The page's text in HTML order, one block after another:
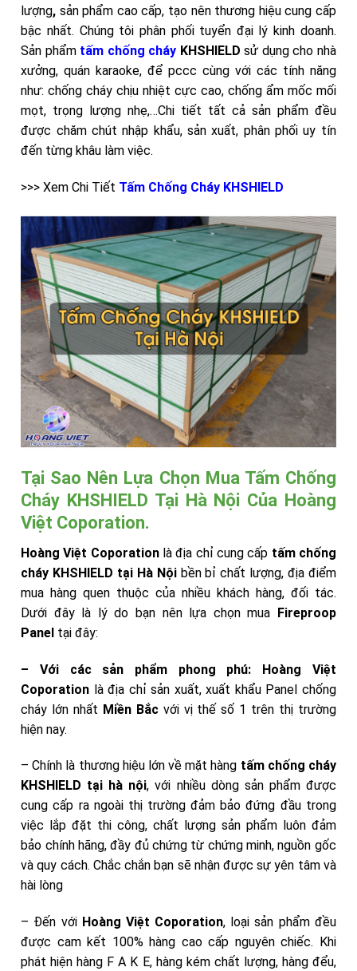
lượng, sản phẩm cao cấp, tạo nên thương hiệu cung cấp
bậc nhất. Chúng tôi phân phối tuyển đại lý kinh doanh.
Sản phẩm tấm chống cháy KHSHIELD sử dụng cho nhà
xưởng, quán karaoke, để pccc cùng với các tính năng
như: chống cháy chịu nhiệt cực cao, chống ẩm mốc mối
mọt, trọng lượng nhẹ,…Chi tiết tất cả sản phẩm đều
được chăm chút nhập khẩu, sản xuất, phân phối uy tín
đến từng khâu làm việc.
>>> Xem Chi Tiết Tấm Chống Cháy KHSHIELD
Tại Sao Nên Lựa Chọn Mua Tấm Chống
Cháy KHSHIELD Tại Hà Nội Của Hoàng
Việt Coporation.
Hoàng Việt Coporationlà địa chỉ cung cấp tấm chống
cháy KHSHIELD tại Hà Nộibền bỉ chất lượng, địa điểm
mua hàng quen thuộc của nhiều khách hàng, đối tác.
Dưới đây là lý do bạn nên lựa chọn mua Fireproop
Panel tại đây:
– Với các sản phẩm phong phú:
Hoàng Việt
Coporation là địa chỉ sản xuất, xuất khẩu Panel chống
cháy lớn nhất Miền Bắcvới vị thế số 1 trên thị trường
hiện nay.
– Chính là thương hiệu lớn về mặt hàng tấm chống cháy
KHSHIELD tại hà nội, với nhiều dòng sản phẩm được
cung cấp ra ngoài thị trường đảm bảo đứng đầu trong
việc lắp đặt thi công, chất lượng sản phẩm luôn đảm
bảo chính hãng, đầy đủ chứng từ chứng minh, nguồn gốc
và quy cách. Chắc chắn bạn sẽ nhận được sự yên tâm và
hài lòng
– Đến với Hoàng Việt Coporation, loại sản phẩm đều
được cam kết 100% hàng cao cấp nguyên chiếc. Khi
phát hiện hàng F A K E, hàng kém chất lượng, hàng đểu,